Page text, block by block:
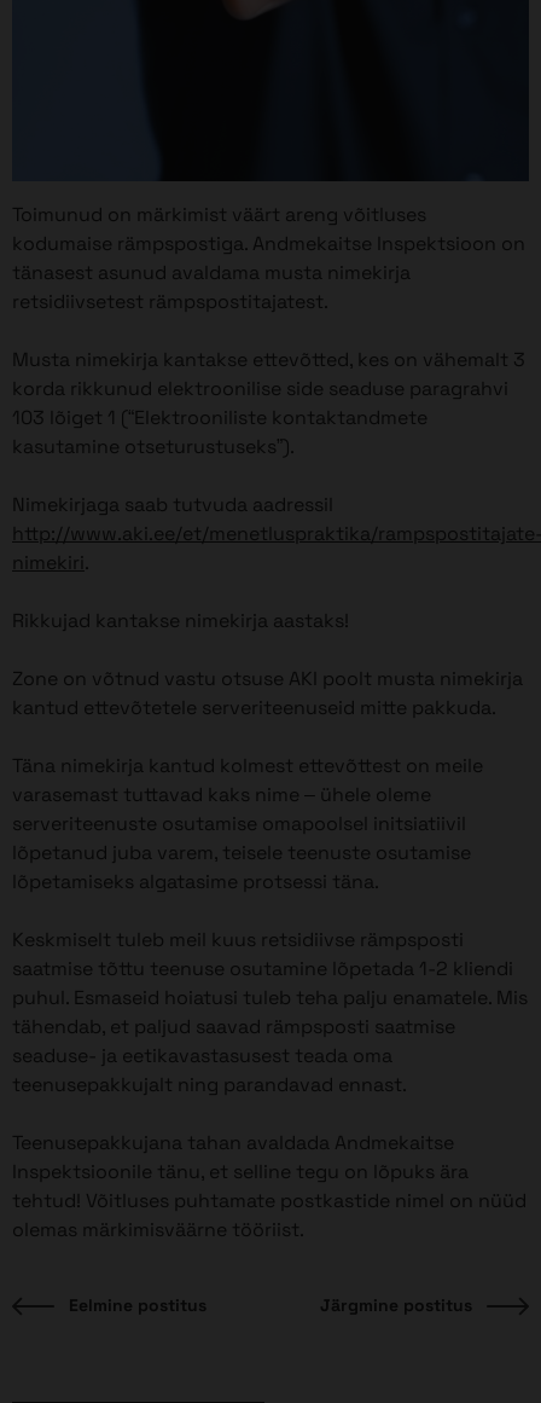
Toimunud on märkimist väärt areng võitluses
kodumaise rämpspostiga. Andmekaitse Inspektsioon on
tänasest asunud avaldama musta nimekirja
retsidiivsetest rämpspostitajatest.
Musta nimekirja kantakse ettevõtted, kes on vähemalt 3
korda rikkunud elektroonilise side seaduse paragrahvi
103 lõiget 1 (“Elektrooniliste kontaktandmete
kasutamine otseturustuseks”).
Nimekirjaga saab tutvuda aadressil
http://www.aki.ee/et/menetluspraktika/
nimekiri .
Rikkujad kantakse nimekirja aastaks!
Zone on võtnud vastu otsuse AKI poolt musta nimekirja
kantud ettevõtetele serveriteenuseid mitte pakkuda.
Täna nimekirja kantud kolmest ettevõttest on meile
varasemast tuttavad kaks nime – ühele oleme
serveriteenuste osutamise omapoolsel initsiatiivil
lõpetanud juba varem, teisele teenuste osutamise
lõpetamiseks algatasime protsessi täna.
Keskmiselt tuleb meil kuus retsidiivse rämpsposti
saatmise tõttu teenuse osutamine lõpetada 1-2 kliendi
puhul. Esmaseid hoiatusi tuleb teha palju enamatele. Mis
tähendab, et paljud saavad rämpsposti saatmise
seaduse- ja eetikavastasusest teada oma
teenusepakkujalt ning parandavad ennast.
Teenusepakkujana tahan avaldada Andmekaitse
Inspektsioonile tänu, et selline tegu on lõpuks ära
tehtud! Võitluses puhtamate postkastide nimel on nüüd
olemas märkimisväärne tööriist.
Navigeerimine
Eelmine postitus Järgmine postitus